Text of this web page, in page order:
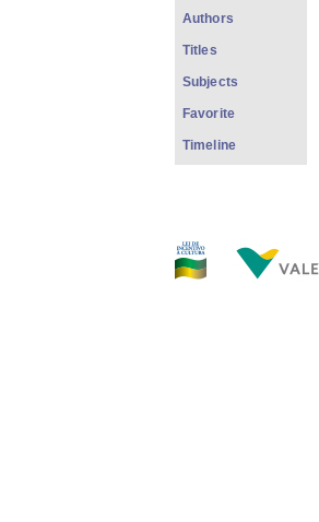
Authors
Titles
Subjects
Favorite
Timeline